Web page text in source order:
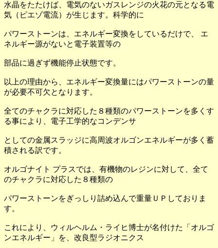
水晶をたたけば、電気のないガスレンジの火花の元となる電
気（ピエゾ電流）が生じます。科学的に
パワーストーンは、エネルギー変換をしているだけで、 エ
ネルギー源がないと電子装置等の
部品に過ぎず機能停止状態です。
以上の理由から、エネルギー変換量にはパワーストーンの量
が必要不可欠となります。
全てのチャクラに対応した８種類のパワーストーンを多くす
る事により、電子工学的なコンデンサ
としての金属スラッジに高周波オルゴンエネルギーが多く蓄
積される訳です。
オルゴナイト プラスでは、有機物のレジンに対して、全て
のチャクラに対応した８種類の
パワーストーンをぎっしり詰め込んで重量ＵＰしておりま
す。
これにより、ウィルヘルム・ライヒ博士が名付けた「オルゴ
ンエネルギー」を、改良型ラジオニクス